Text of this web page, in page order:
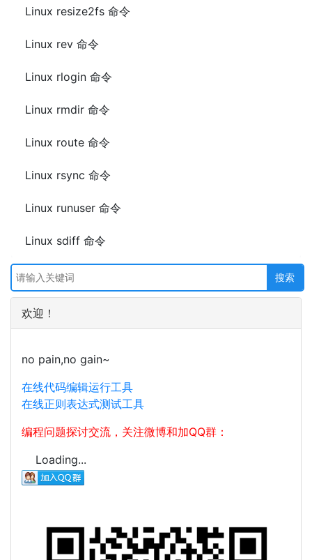
Linux resize2fs 命令
Linux rev 命令
Linux rlogin 命令
Linux rmdir 命令
Linux route 命令
Linux rsync 命令
Linux runuser 命令
Linux sdiff 命令
欢迎！
no pain,no gain~
在线代码编辑运行工具
在线正则表达式测试工具
编程问题探讨交流，关注微博和加QQ群：
Loading...